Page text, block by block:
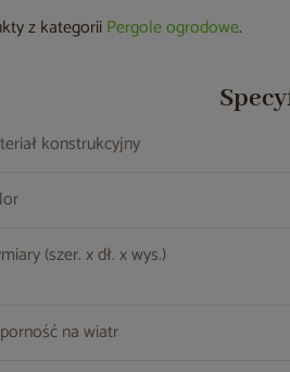
z kategoriiPergole ogrodowe.
konstrukcyjny
(szer. x dł. x wys.)
na wiatr